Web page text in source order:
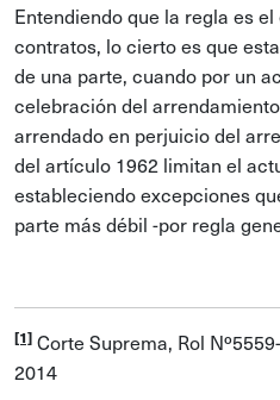
Entendiendo que la regla es
contratos, lo cierto es que
de una parte, cuando por un
celebración del
arrendado en perjuicio del
del artículo 1962 limitan el
estableciendo excepciones
parte más débil -por regla
[1] Corte Suprema, Rol
2014